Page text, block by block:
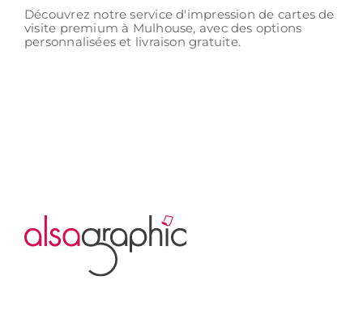
Découvrez notre service d'impression de cartes de
visite premium à Mulhouse, avec des options
personnalisées et livraison gratuite.